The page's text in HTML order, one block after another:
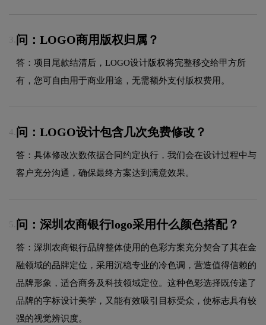
3. 问：LOGO商用版权归属？
答：项目尾款结清后，LOGO设计版权将完整移交给甲方所
有，您可自由用于商业用途，无需额外支付版权费用。
4. 问：LOGO设计包含几次免费修改？
答：具体修改次数依据合同约定执行，我们会在设计过程中与
客户充分沟通，确保最终方案达到满意效果。
5. 问：深圳农商银行logo采用什么颜色搭配？
答：深圳农商银行品牌整体使用的色彩方案充分契合了其在金
融领域的品牌定位，采用沉稳专业的冷色调，营造值得信赖的
品牌形象，适合商务及科技领域定位。这种色彩选择既传递了
品牌的字标设计美学，又能有效吸引目标受众，使标志具有较
强的视觉辨识度。